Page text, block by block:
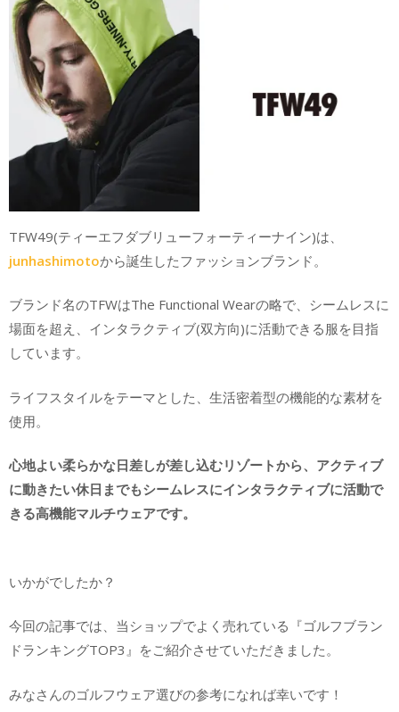
TFW49(ティーエフダブリューフォーティーナイン)は、
junhashimotoから誕生したファッションブランド。
ブランド名のTFWはThe Functional Wearの略で、シームレスに
場面を超え、インタラクティブ(双方向)に活動できる服を目指
しています。
ライフスタイルをテーマとした、生活密着型の機能的な素材を
使用。
心地よい柔らかな日差しが差し込むリゾートから、アクティブ
に動きたい休日までもシームレスにインタラクティブに活動で
きる高機能マルチウェアです。
いかがでしたか？
今回の記事では、当ショップでよく売れている『ゴルフブラン
ドランキングTOP3』をご紹介させていただきました。
みなさんのゴルフウェア選びの参考になれば幸いです！